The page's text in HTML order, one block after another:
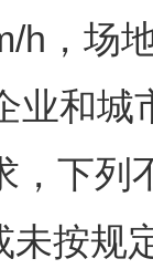
h，场
业和
，下
按规